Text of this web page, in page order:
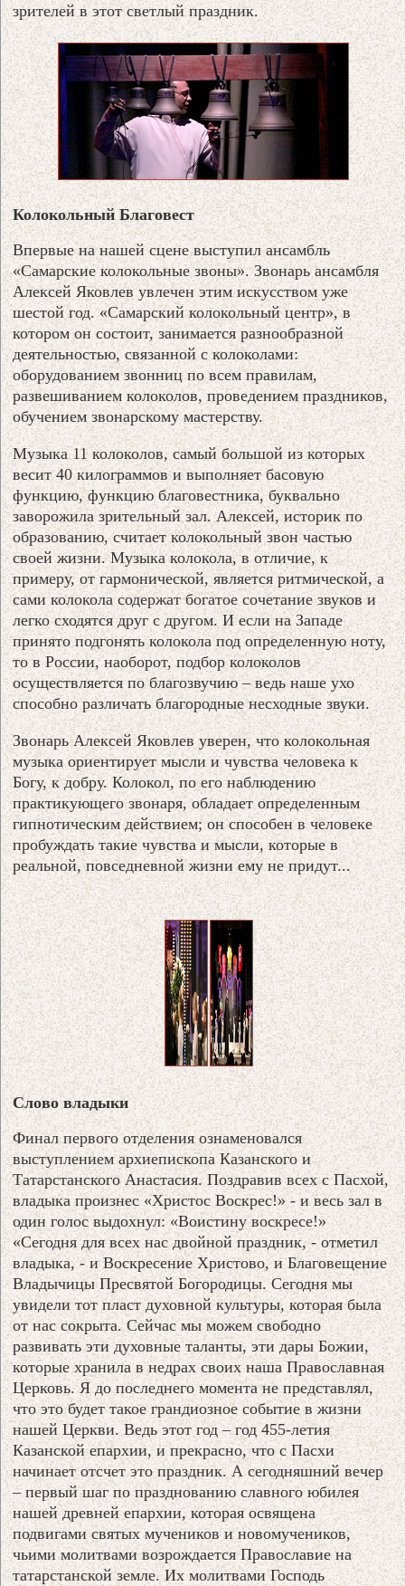
зрителей в этот светлый праздник.
Колокольный Благовест
Впервые на нашей сцене выступил ансамбль
«Самарские колокольные звоны». Звонарь ансамбля
Алексей Яковлев увлечен этим искусством уже
шестой год. «Самарский колокольный центр», в
котором он состоит, занимается разнообразной
деятельностью, связанной с колоколами:
оборудованием звонниц по всем правилам,
развешиванием колоколов, проведением праздников,
обучением звонарскому мастерству.
Музыка 11 колоколов, самый большой из которых
весит 40 килограммов и выполняет басовую
функцию, функцию благовестника, буквально
заворожила зрительный зал. Алексей, историк по
образованию, считает колокольный звон частью
своей жизни. Музыка колокола, в отличие, к
примеру, от гармонической, является ритмической, а
сами колокола содержат богатое сочетание звуков и
легко сходятся друг с другом. И если на Западe
принято подгонять колокола под определенную ноту,
то в России, наоборот, подбор колоколов
осуществляется по благозвучию – ведь наше ухо
способно различать благородные несходные звуки.
Звонарь Алексей Яковлев уверен, что колокольная
музыка ориентирует мысли и чувства человека к
Богу, к добру. Колокол, по его наблюдению
практикующего звонаря, обладает определенным
гипнотическим действием; он способен в человеке
пробуждать такие чувства и мысли, которые в
реальной, повседневной жизни ему не придут...
Слово владыки
Финал первого отделения ознаменовался
выступлением архиепископа Казанского и
Татарстанского Анастасия. Поздравив всех с Пасхой,
владыка произнес «Христос Воскрес!» - и весь зал в
один голос выдохнул: «Воистину воскресе!»
«Сегодня для всех нас двойной праздник, - отметил
владыка, - и Воскресение Христово, и Благовещение
Владычицы Пресвятой Богородицы. Сегодня мы
увидели тот пласт духовной культуры, которая была
от нас сокрыта. Сейчас мы можем свободно
развивать эти духовные таланты, эти дары Божии,
которые хранила в недрах своих наша Православная
Церковь. Я до последнего момента не представлял,
что это будет такое грандиозное событие в жизни
нашей Церкви. Ведь этот год – год 455-летия
Казанской епархии, и прекрасно, что с Пасхи
начинает отсчет это праздник. А сегодняшний вечер
– первый шаг по празднованию славного юбилея
нашей древней епархии, которая освящена
подвигами святых мучеников и новомучеников,
чьими молитвами возрождается Православие на
татарстанской земле. Их молитвами Господь